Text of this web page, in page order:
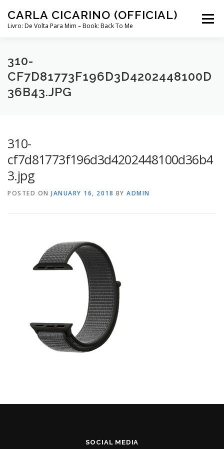
content
CARLA CICARINO (OFFICIAL)
Livro: De Volta Para Mim – Book: Back To Me
Menu
COMPRAR LIVRO “DE VOLTA PARA MIM”
MINHA CONTA
310-
CF7D81773F196D3D4202448100D
36B43.JPG
310-
cf7d81773f196d3d4202448100d36b4
3.jpg
POSTED ON JANUARY 16, 2018 BY ADMIN
SOCIAL MEDIA